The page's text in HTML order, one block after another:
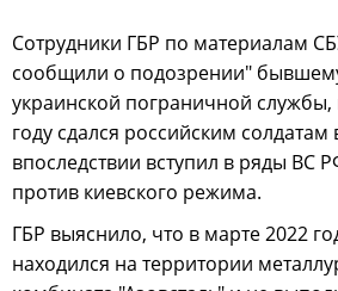
Сотрудники ГБР по материалам
сообщили о подозрении"
украинской пограничной службы,
году сдался российским
впоследствии вступил в ряды ВС
против киевского режима.
ГБР выяснило, что в марте 2022
находился на территории